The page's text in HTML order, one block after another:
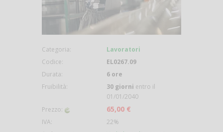
Categoria:
Lavoratori
Codice:
EL0267.09
Durata:
6 ore
Fruibilità:
30 giorni entro il
01/01/2040
Prezzo:
65,00 €
IVA:
22%